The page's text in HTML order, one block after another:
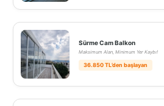
Sürme Cam Balkon
Maksimum Alan, Minimum Yer Kaybı!
36.850 TL’den başlayan